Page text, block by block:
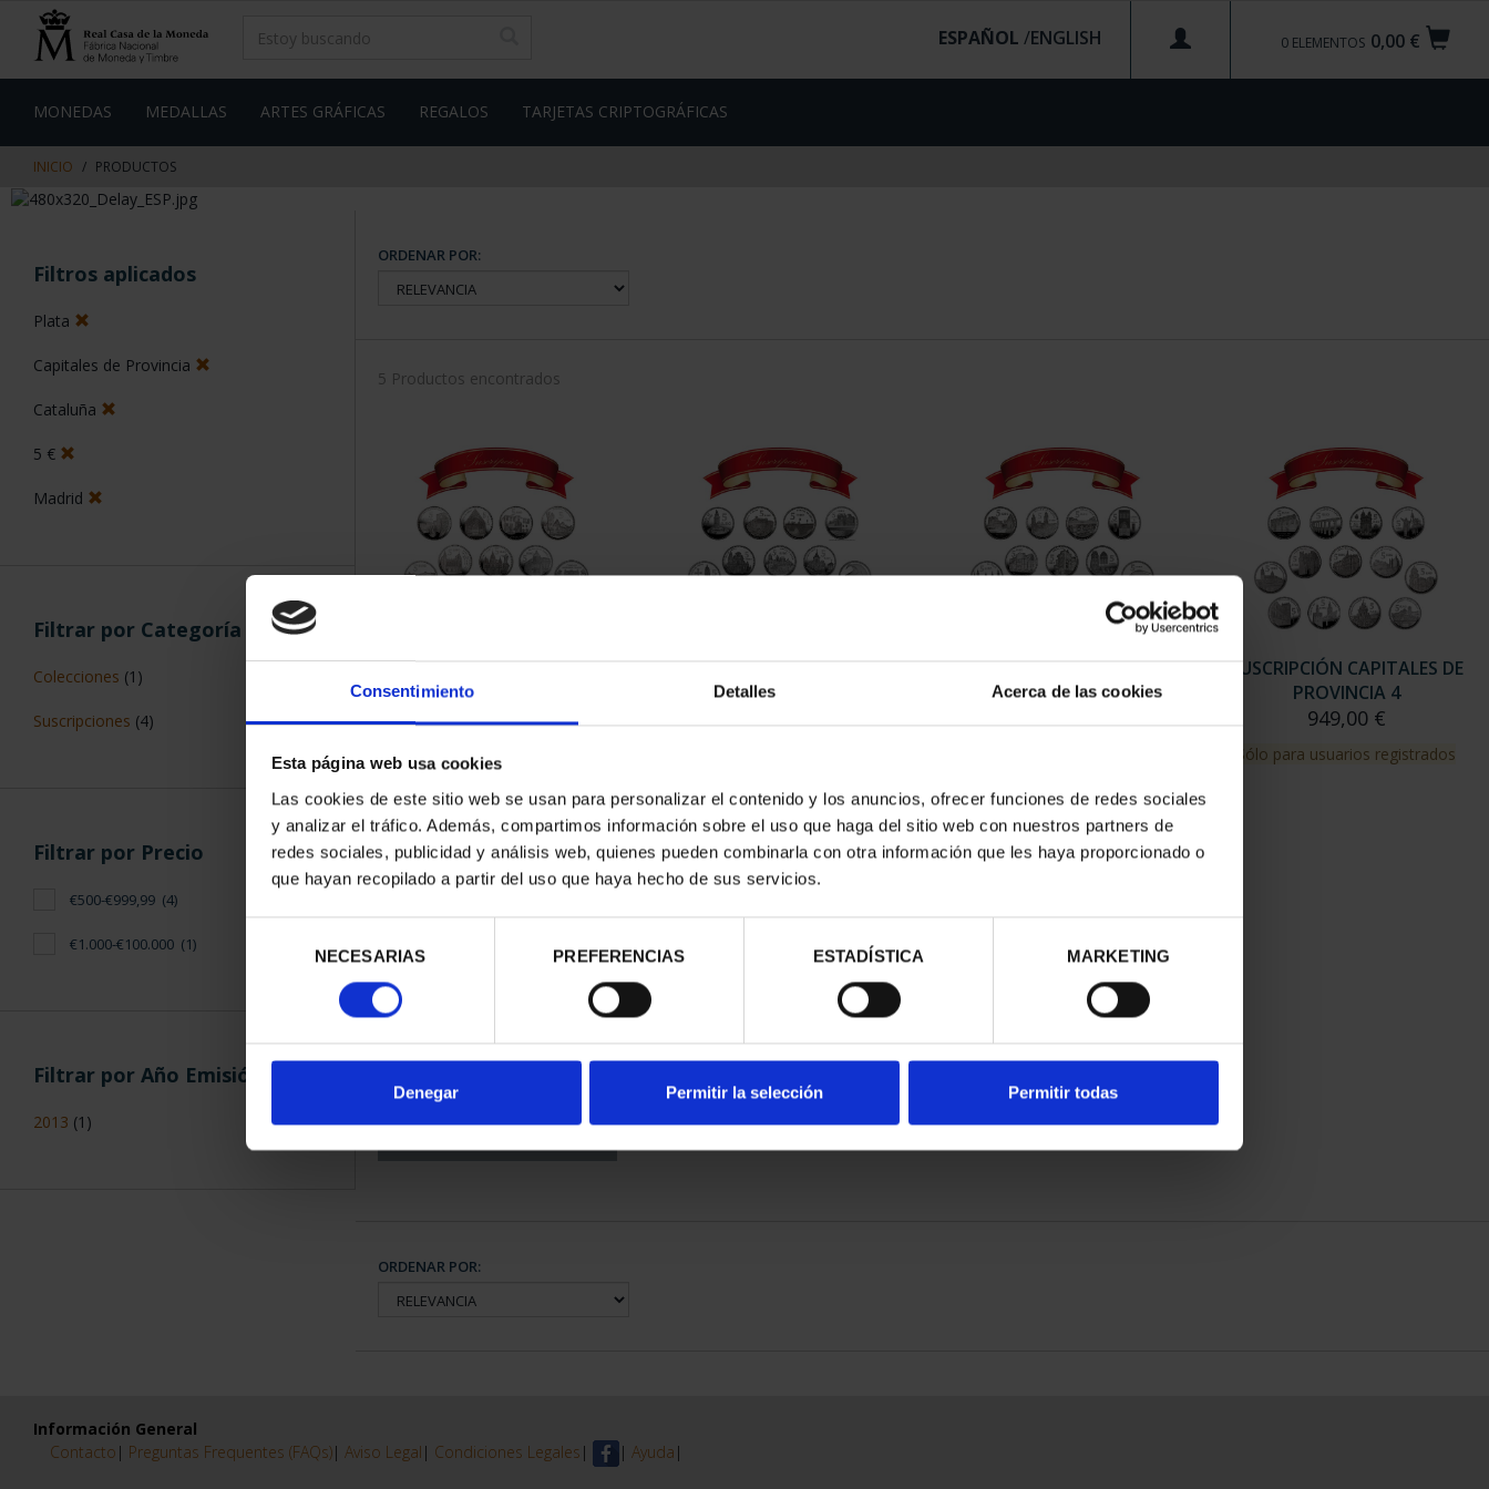
Consentimiento Detalles Acerca de las cookies
Esta página web usa cookies
Las cookies de este sitio web se usan para personalizar el contenido y los anuncios, ofrecer funciones de redes sociales
y analizar el tráfico. Además, compartimos información sobre el uso que haga del sitio web con nuestros partners de
redes sociales, publicidad y análisis web, quienes pueden combinarla con otra información que les haya proporcionado o
que hayan recopilado a partir del uso que haya hecho de sus servicios.
consentimiento
NECESARIAS PREFERENCIAS ESTADÍSTICA MARKETING
Denegar Permitir la selección Permitir todas
contenido
de
0,00 €
0 ELEMENTOS
ESPAÑOL /
MONEDAS MEDALLAS ARTES GRÁFICAS REGALOS TARJETAS CRIPTOGRÁFICAS
INICIO PRODUCTOS
Filtros aplicados
Plata
Capitales de Provincia
Cataluña
5 €
Madrid
Filtrar por Categoría
Colecciones (1)
Suscripciones (4)
Filtrar por Precio
€500-€999,99 (4)
€1.000-€100.000 (1)
Filtrar por Año Emisión
2013 (1)
ORDENAR POR:
5 Productos encontrados
SUSCRIPCIÓN CAPITALES DE
PROVINCIA 1
949,00 €
Sólo para usuarios registrados
SUSCRIPCIÓN CAPITALES DE
PROVINCIA 2
949,00 €
SUSCRIPCIÓN CAPITALES DE
PROVINCIA 3
949,00 €
SUSCRIPCIÓN CAPITALES DE
PROVINCIA 4
949,00 €
Sólo para usuarios registrados
COLECCION COMPLET...
3.796,00 €
ORDENAR POR:
Información General
Contacto | Preguntas Frequentes (FAQs)| Aviso Legal | Condiciones Legales | | Ayuda |